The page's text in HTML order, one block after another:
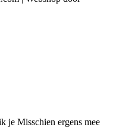
je Misschien ergens mee